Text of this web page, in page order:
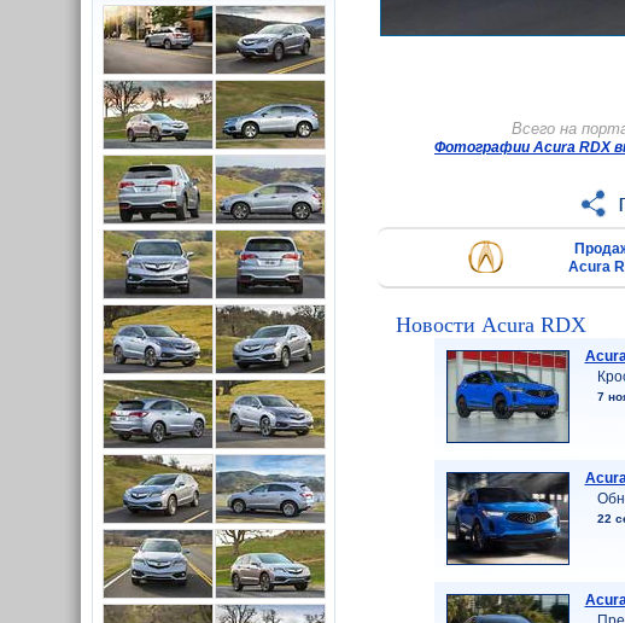
Всего на
Фотографии Acura RDX
Acura
Новости Acura RDX
7
22